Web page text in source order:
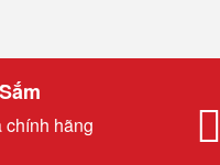
chính hãng